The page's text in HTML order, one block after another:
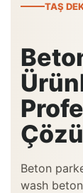
TAŞ
Beton
wash